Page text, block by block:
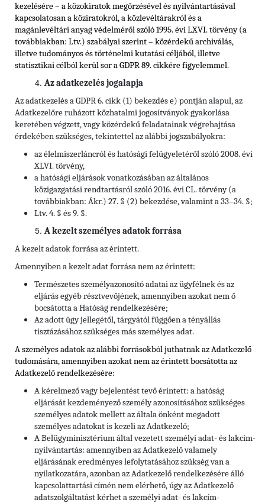
kezelésére – a közokiratok megőrzésével és nyilvántartásával
kapcsolatosan a köziratokról, a közlevéltárakról és a
magánlevéltári anyag védelméről szóló 1995. évi LXVI. törvény (a
továbbiakban: Ltv.) szabályai szerint – közérdekű archiválás,
illetve tudományos és történelmi kutatási céljából, illetve
statisztikai célból kerül sor a GDPR 89. cikkére figyelemmel.
Az adatkezelés jogalapja
Az adatkezelés a GDPR 6. cikk (1) bekezdés e) pontján alapul, az
Adatkezelőre ruházott közhatalmi jogosítványok gyakorlása
keretében végzett, vagy közérdekű feladatainak végrehajtása
érdekében szükséges, tekintettel az alábbi jogszabályokra:
az élelmiszerláncról és hatósági felügyeletéről szóló 2008. évi
XLVI. törvény,
a hatósági eljárások vonatkozásában az általános
közigazgatási rendtartásról szóló 2016. évi CL. törvény (a
továbbiakban: Ákr.) 27. § (2) bekezdése, valamint a 33–34. §;
Ltv. 4. § és 9. §.
A kezelt személyes adatok forrása
A kezelt adatok forrása az érintett.
Amennyiben a kezelt adat forrása nem az érintett:
Természetes személyazonosító adatai az ügyfélnek és az
eljárás egyéb résztvevőjének, amennyiben azokat nem ő
bocsátotta a Hatóság rendelkezésére;
Az adott ügy jellegétől, tárgyától függően a tényállás
tisztázásához szükséges más személyes adat.
A személyes adatok az alábbi forrásokból juthatnak az Adatkezelő
tudomására, amennyiben azokat nem az érintett bocsátotta az
Adatkezelő rendelkezésére:
A kérelmező vagy bejelentést tevő érintett: a hatóság
eljárását kezdeményező személy azonosításához szükséges
személyes adatok mellett az általa önként megadott
személyes adatokat is kezeli az Adatkezelő;
A Belügyminisztérium által vezetett személyi adat- és lakcím-
nyilvántartás: amennyiben az Adatkezelő valamely
eljárásának eredményes lefolytatásához szükség van a
nyilatkozatára, azonban az Adatkezelő rendelkezésére álló
kapcsolattartási címén nem elérhető, úgy az Adatkezelő
adatszolgáltatást kérhet a személyi adat- és lakcím-